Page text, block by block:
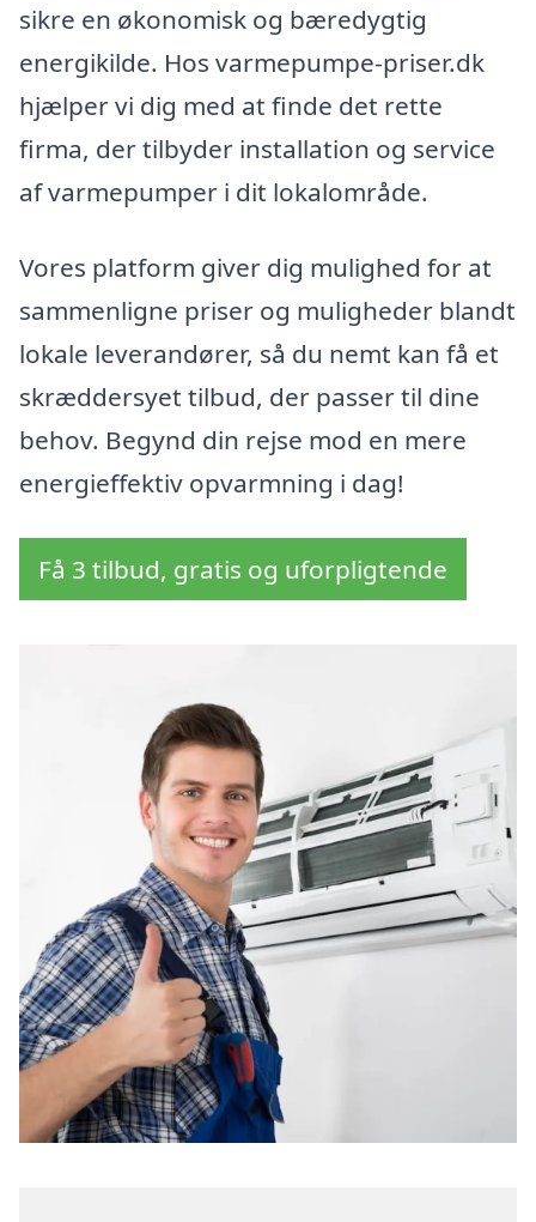
sikre en økonomisk og bæredygtig
energikilde. Hos varmepumpe-priser.dk
hjælper vi dig med at finde det rette
firma, der tilbyder installation og service
af varmepumper i dit lokalområde.
Vores platform giver dig mulighed for at
sammenligne priser og muligheder blandt
lokale leverandører, så du nemt kan få et
skræddersyet tilbud, der passer til dine
behov. Begynd din rejse mod en mere
energieffektiv opvarmning i dag!
Få 3 tilbud, gratis og uforpligtende